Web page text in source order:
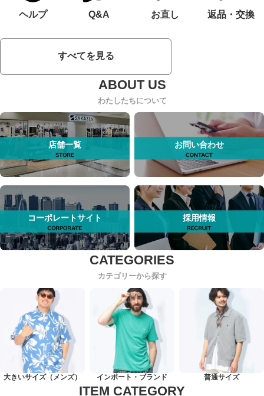
ヘルプ Q&A お直し 返品・交換
すべてを見る
わたしたちについて
店舗一覧 お問い合わせ
コーポレートサイト 採用情報
カテゴリーから探す
大きいサイズ（メンズ） インポート・ブランド 普通サイズ